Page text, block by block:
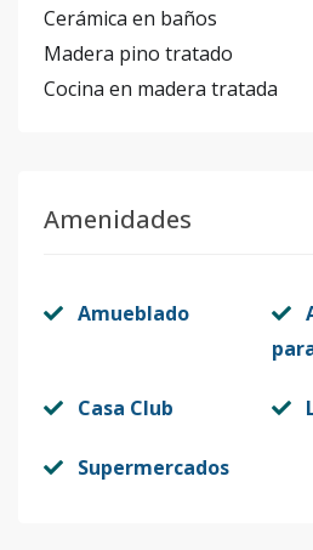
Cerámica en baños
Madera pino tratado
Cocina en madera tratada
Amenidades
Amueblado
Casa Club
Supermercados